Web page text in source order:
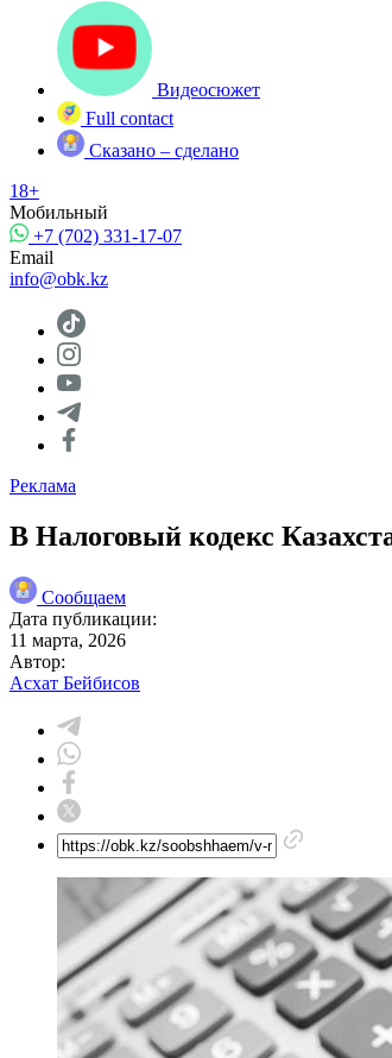
Видеосюжет
Full contact
Сказано – сделано
18+
Мобильный
+7 (702) 331-17-07
Email
info@obk.kz
Реклама
В Налоговый кодекс
Сообщаем
Дата публикации:
11 марта, 2026
Автор:
Асхат Бейбисов